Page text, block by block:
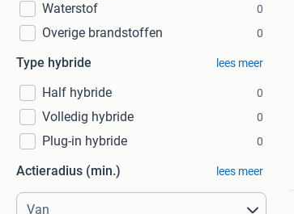
Waterstof 0
Overige brandstoffen 0
Type hybride lees meer
Half hybride 0
Volledig hybride 0
Plug-in hybride 0
Actieradius (min.) lees meer